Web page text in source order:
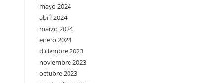
mayo 2024
abril 2024
marzo 2024
enero 2024
diciembre 2023
noviembre 2023
octubre 2023